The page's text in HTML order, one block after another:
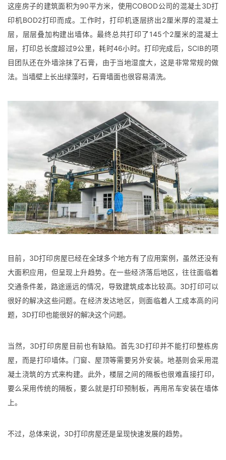
这座房子的建筑面积为90平方米，使用COBOD公司的混凝土3D打
印机BOD2打印而成。工作时，打印机逐层挤出2厘米厚的混凝土
层，层层叠加构建出墙体。最终总共打印了145个2厘米的混凝土
层，打印总长度超过9公里，耗时46小时。打印完成后，SCIB的项
目团队还在外墙涂抹了石膏，由于当地湿度大，这是非常常规的做
法。当墙壁上长出绿藻时，石膏墙面也很容易清洗。
目前，3D打印房屋已经在全球多个地方有了应用案例，虽然还没有
大面积应用，但呈现上升趋势。在一些经济落后地区，往往面临着
交通条件差，路途遥远的情况，导致建筑成本比较高。3D打印可以
很好的解决这些问题。在经济发达地区，则面临着人工成本高的问
题，3D打印也能很好的解决这个问题。
当然，3D打印房屋目前也有缺陷。首先3D打印并不能打印整栋房
屋，而是打印墙体。门窗、屋顶等需要另外安装。地基则会采用混
凝土浇筑的方式来构建。此外，楼层之间的隔板也很难直接打印，
要么采用传统的隔板，要么就是打印预制板，再用吊车安装在墙体
上。
不过，总体来说，3D打印房屋还是呈现快速发展的趋势。